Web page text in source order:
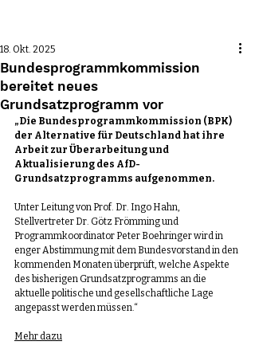
Bundesprogrammkommission
bereitet neues
Grundsatzprogramm vor
18. Okt. 2025
„Die Bundesprogrammkommission (BPK)
der Alternative für Deutschland hat ihre
Arbeit zur Überarbeitung und
Aktualisierung des AfD-
Grundsatzprogramms aufgenommen.
Unter Leitung von Prof. Dr. Ingo Hahn,
Stellvertreter Dr. Götz Frömming und
Programmkoordinator Peter Boehringer wird in
enger Abstimmung mit dem Bundesvorstand in den
kommenden Monaten überprüft, welche Aspekte
des bisherigen Grundsatzprogramms an die
aktuelle politische und gesellschaftliche Lage
angepasst werden müssen.“
Mehr dazu